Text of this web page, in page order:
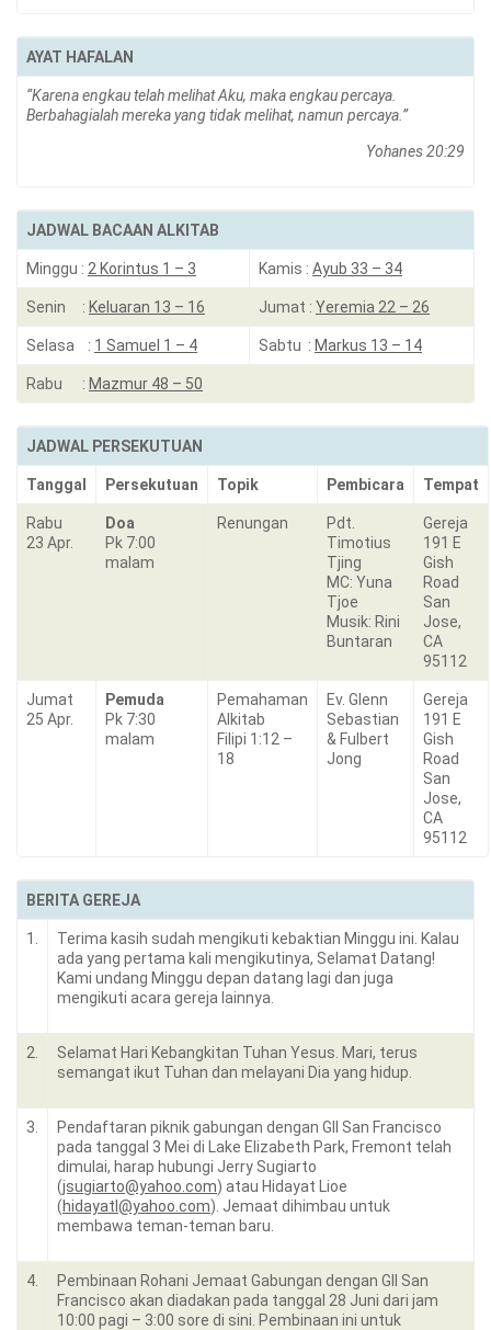
AYAT HAFALAN
“Karena engkau telah melihat Aku, maka engkau percaya.
Berbahagialah mereka yang tidak melihat, namun percaya.”
Yohanes 20:29
JADWAL BACAAN ALKITAB
Minggu : 2 Korintus 1 – 3 Kamis : Ayub 33 – 34
Senin : Keluaran 13 – 16 Jumat : Yeremia 22 – 26
Selasa : 1 Samuel 1 – 4 Sabtu : Markus 13 – 14
Rabu : Mazmur 48 – 50
JADWAL PERSEKUTUAN
Tanggal Persekutuan Topik Pembicara Tempat
Rabu
23 Apr.
Doa
Pk 7:00
malam
Renungan
Pdt.
Timotius
Tjing
MC: Yuna
Tjoe
Musik: Rini
Buntaran
Gereja
191 E
Gish
Road
San
Jose,
CA
95112
Jumat
25 Apr.
Pemuda
Pk 7:30
malam
Pemahaman
Alkitab
Filipi 1:12 –
18
Ev. Glenn
Sebastian
& Fulbert
Jong
Gereja
191 E
Gish
Road
San
Jose,
CA
95112
BERITA GEREJA
1.
Terima kasih sudah mengikuti kebaktian Minggu ini. Kalau
ada yang pertama kali mengikutinya, Selamat Datang!
Kami undang Minggu depan datang lagi dan juga
mengikuti acara gereja lainnya.
2.
Selamat Hari Kebangkitan Tuhan Yesus. Mari, terus
semangat ikut Tuhan dan melayani Dia yang hidup.
3.
Pendaftaran piknik gabungan dengan GII San Francisco
pada tanggal 3 Mei di Lake Elizabeth Park, Fremont telah
dimulai, harap hubungi Jerry Sugiarto
(jsugiarto@yahoo.com) atau Hidayat Lioe
(hidayatl@yahoo.com). Jemaat dihimbau untuk
membawa teman-teman baru.
4.
Pembinaan Rohani Jemaat Gabungan dengan GII San
Francisco akan diadakan pada tanggal 28 Juni dari jam
10:00 pagi – 3:00 sore di sini. Pembinaan ini untuk